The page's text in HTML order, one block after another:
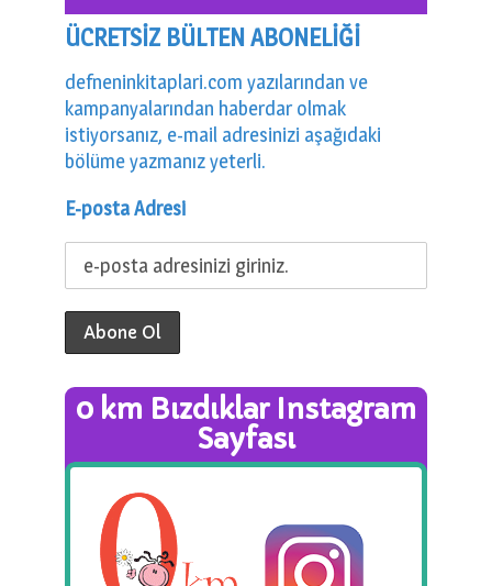
ÜCRETSİZ BÜLTEN ABONELİĞİ
defneninkitaplari.com yazılarından ve
kampanyalarından haberdar olmak
istiyorsanız, e-mail adresinizi aşağıdaki
bölüme yazmanız yeterli.
E-posta Adresi
0 km Bızdıklar Instagram
Sayfası